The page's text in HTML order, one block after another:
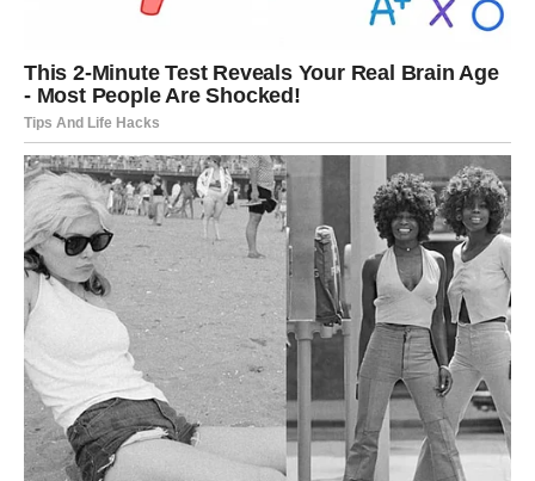
Ono što je sigurno jeste da će taj susret pokrenuti niz
događaja koji vam donose radost.
Ponekad jedna osoba promijeni više nego što možemo
zamisliti.
LJUBAV DONOSI EMOCIJE KOJE
SE PAMTE
Ako ste slobodni, pred vama je mjesec pun mogućnosti.